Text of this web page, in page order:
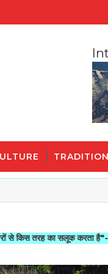
का सलूक करता है"- मोहनदास